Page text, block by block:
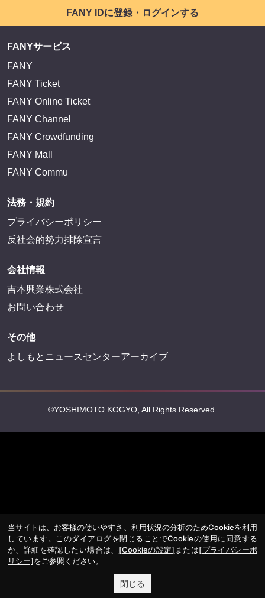
FANY IDに登録・ログインする
FANYサービス
FANY
FANY Ticket
FANY Online Ticket
FANY Channel
FANY Crowdfunding
FANY Mall
FANY Commu
法務・規約
プライバシーポリシー
反社会的勢力排除宣言
会社情報
吉本興業株式会社
お問い合わせ
その他
よしもとニュースセンターアーカイブ
©YOSHIMOTO KOGYO, All Rights Reserved.
当サイトは、お客様の使いやすさ、利用状況の分析のためCookieを利用
しています。このダイアログを閉じることでCookieの使用に同意する
か、詳細を確認したい場合は、 [Cookieの設定] または[プライバシーポ
リシー]をご参照ください。
閉じる